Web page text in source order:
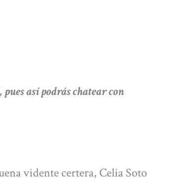
así podrás chatear con
vidente certera, Celia Soto